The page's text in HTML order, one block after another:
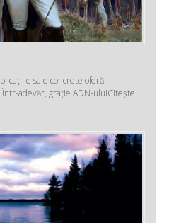
sale concrete oferă
adevăr, graţie ADN-uluiCitește